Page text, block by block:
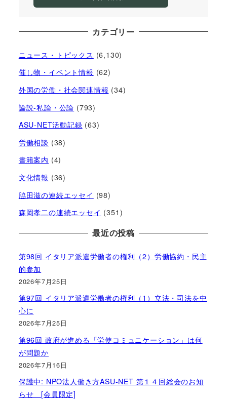
カテゴリー
ニュース・トピックス (6,130)
催し物・イベント情報 (62)
外国の労働・社会関連情報 (34)
論説-私論・公論 (793)
ASU-NET活動記録 (63)
労働相談 (38)
書籍案内 (4)
文化情報 (36)
脇田滋の連続エッセイ (98)
森岡孝二の連続エッセイ (351)
最近の投稿
第98回 イタリア派遣労働者の権利（2）労働協約・民主
的参加
2026年7月25日
第97回 イタリア派遣労働者の権利（1）立法・司法を中
心に
2026年7月25日
第96回 政府が進める「労使コミュニケーション」は何
が問題か
2026年7月16日
保護中: NPO法人働き方ASU-NET 第１４回総会のお知
らせ [会員限定]